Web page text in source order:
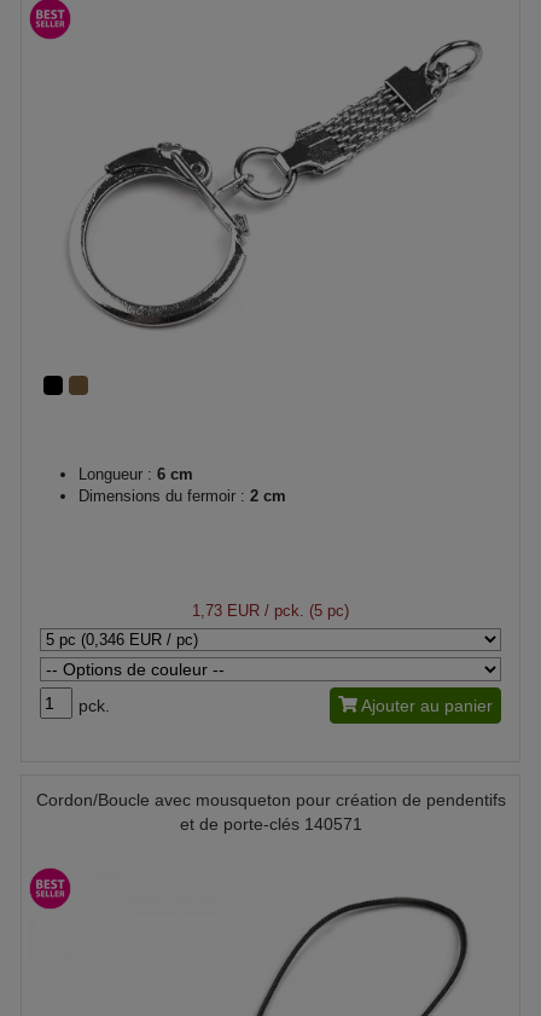
Longueur : 6 cm
Dimensions du fermoir : 2 cm
1,73 EUR / pck. (5 pc)
pck. Ajouter au panier
Cordon/Boucle avec mousqueton pour création de pendentifs
et de porte-clés 140571